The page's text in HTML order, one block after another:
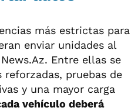
más estrictas para
enviar unidades al
Entre ellas se
pruebas de
y una mayor carga
vehículo deberá